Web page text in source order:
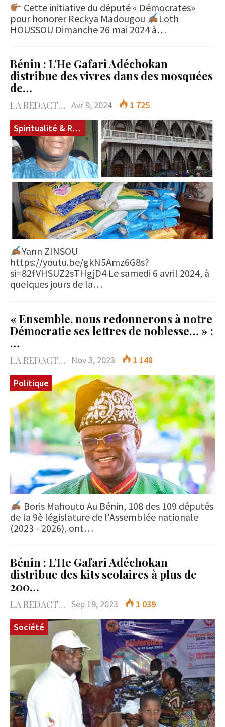
Cette initiative du député « Démocrates»
pour honorer Reckya Madougou
Loth
HOUSSOU Dimanche 26 mai 2024 à…
Bénin : L’He Gafari Adéchokan
distribue des vivres dans des mosquées
de…
LA REDACTION Avr 9, 2024
1 725
Spiritualité & Réligions
Yann ZINSOU
https://youtu.be/gkN5Amz6G8s?
si=82fVHSUZ2sTHgjD4 Le samedi 6 avril 2024, à
quelques jours de la…
« Ensemble, nous redonnerons à notre
Démocratie ses lettres de noblesse… » :
…
LA REDACTION Nov 3, 2023
1 148
Politique
Boris Mahouto Au Bénin, 108 des 109 députés
de la 9è législature de l'Assemblée nationale
(2023 - 2026), ont…
Bénin : L’He Gafari Adéchokan
distribue des kits scolaires à plus de
200…
LA REDACTION Sep 19, 2023
1 039
Société